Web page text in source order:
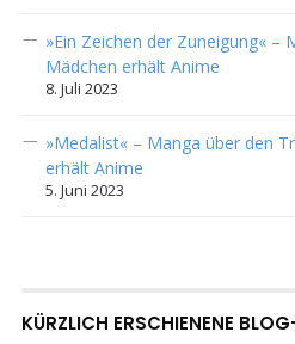
»Ein Zeichen der Zuneigung« –
Mädchen erhält Anime
8. Juli 2023
»Medalist« – Manga über den
erhält Anime
5. Juni 2023
KÜRZLICH ERSCHIENENE